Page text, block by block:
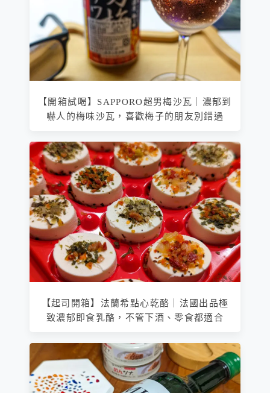
【開箱試喝】SAPPORO超男梅沙瓦｜濃郁到
嚇人的梅味沙瓦，喜歡梅子的朋友別錯過
【起司開箱】法蘭希點心乾酪｜法國出品極
致濃郁即食乳酪，不管下酒、零食都適合